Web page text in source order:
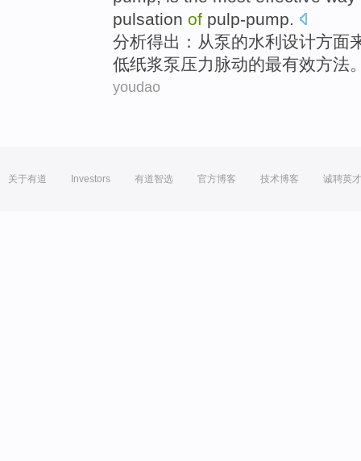
pulsation of pulp-pump.
分析得出：从泵的水利 设计方面
低纸浆泵压力 脉动的最有效方法
youdao
关于有道 Investors 有道智选 官方博客 技术博客 诚聘英才